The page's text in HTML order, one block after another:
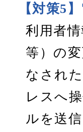
【対策5
利用者
等）の
なされ
レスへ
ルを送